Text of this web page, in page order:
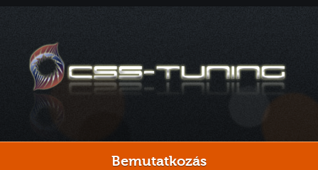
Bemutatkozás